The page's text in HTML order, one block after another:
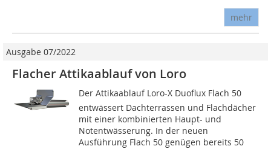
mehr
Ausgabe 07/2022
Flacher Attikaablauf von Loro
Der Attikaablauf Loro-X Duoflux Flach 50
entwässert Dachterrassen und Flachdächer
mit einer kombinierten Haupt- und
Notentwässerung. In der neuen
Ausführung Flach 50 genügen bereits 50